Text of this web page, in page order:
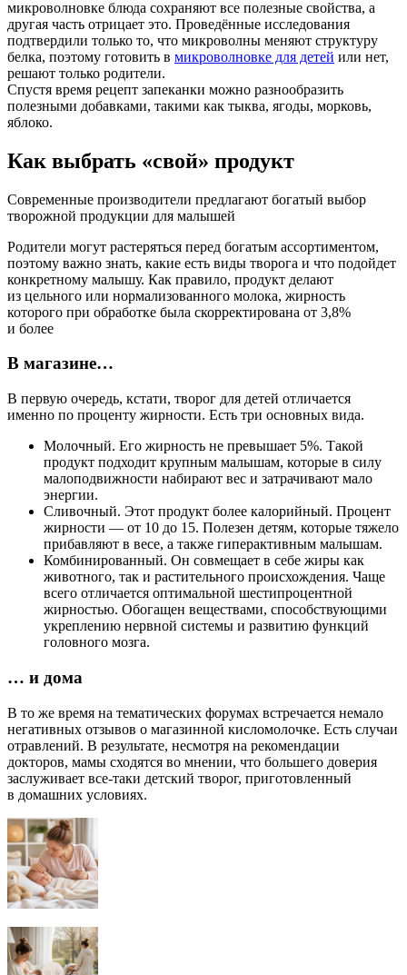
микроволновке блюда сохраняют все полезные свойства, а
другая часть отрицает это. Проведённые исследования
подтвердили только то, что микроволны меняют структуру
белка, поэтому готовить в микроволновке для детей или нет,
решают только родители.
Спустя время рецепт запеканки можно разнообразить
полезными добавками, такими как тыква, ягоды, морковь,
яблоко.
Как выбрать «свой» продукт
Современные производители предлагают богатый выбор
творожной продукции для малышей
Родители могут растеряться перед богатым ассортиментом,
поэтому важно знать, какие есть виды творога и что подойдет
конкретному малышу. Как правило, продукт делают
из цельного или нормализованного молока, жирность
которого при обработке была скорректирована от 3,8%
и более
В магазине…
В первую очередь, кстати, творог для детей отличается
именно по проценту жирности. Есть три основных вида.
Молочный. Его жирность не превышает 5%. Такой
продукт подходит крупным малышам, которые в силу
малоподвижности набирают вес и затрачивают мало
энергии.
Сливочный. Этот продукт более калорийный. Процент
жирности — от 10 до 15. Полезен детям, которые тяжело
прибавляют в весе, а также гиперактивным малышам.
Комбинированный. Он совмещает в себе жиры как
животного, так и растительного происхождения. Чаще
всего отличается оптимальной шестипроцентной
жирностью. Обогащен веществами, способствующими
укреплению нервной системы и развитию функций
головного мозга.
… и дома
В то же время на тематических форумах встречается немало
негативных отзывов о магазинной кисломолочке. Есть случаи
отравлений. В результате, несмотря на рекомендации
докторов, мамы сходятся во мнении, что большего доверия
заслуживает все-таки детский творог, приготовленный
в домашних условиях.